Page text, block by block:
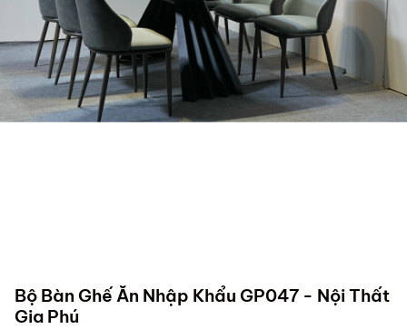
Bộ Bàn Ghế Ăn Nhập Khẩu GP047 - Nội Thất
Gia Phú